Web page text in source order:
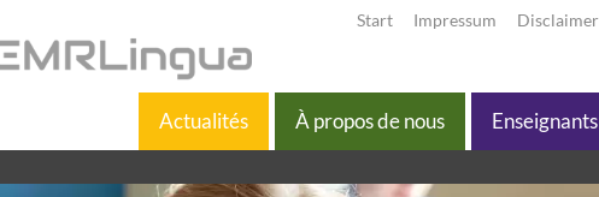
Disclaimer
Impressum
Start
Actualités À propos de nous Enseignants